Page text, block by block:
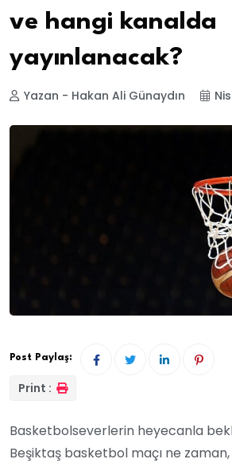
ve hangi kanalda
yayınlanacak?
Yazan - Hakan Ali Günaydın
Post Paylaş:
Print :
Basketbolseverlerin heyecanla
Beşiktaş basketbol maçı ne